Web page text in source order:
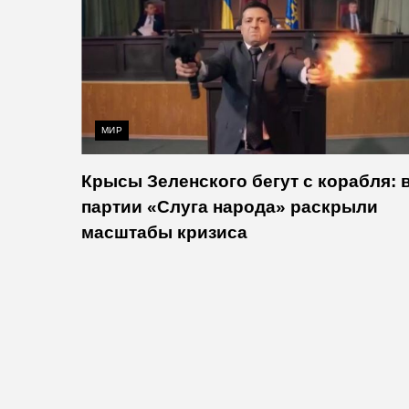
МИР
Крысы Зеленского бегут с корабля:
партии «Слуга народа» раскрыли
масштабы кризиса